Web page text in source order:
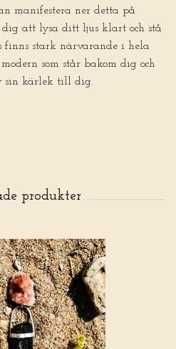
manifestera ner detta på
dig att lysa ditt ljus klart och stå
finns stark närvarande i hela
som står bakom dig och
sin kärlek till dig.